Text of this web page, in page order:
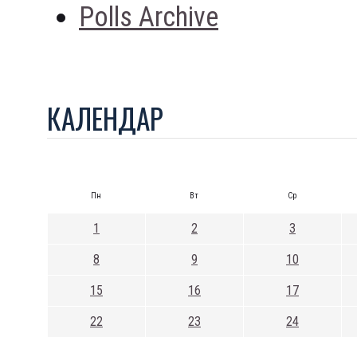
Polls Archive
КАЛЕНДАР
Пн Вт Ср
1 2 3
8 9 10
15 16 17
22 23 24